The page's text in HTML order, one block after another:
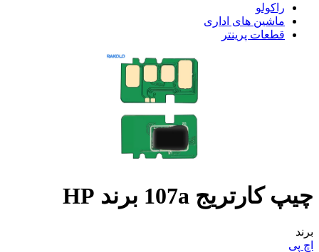
راکولو
ماشین های اداری
قطعات پرینتر
چیپ کارتریج 107a برند HP
برند
اچ پی